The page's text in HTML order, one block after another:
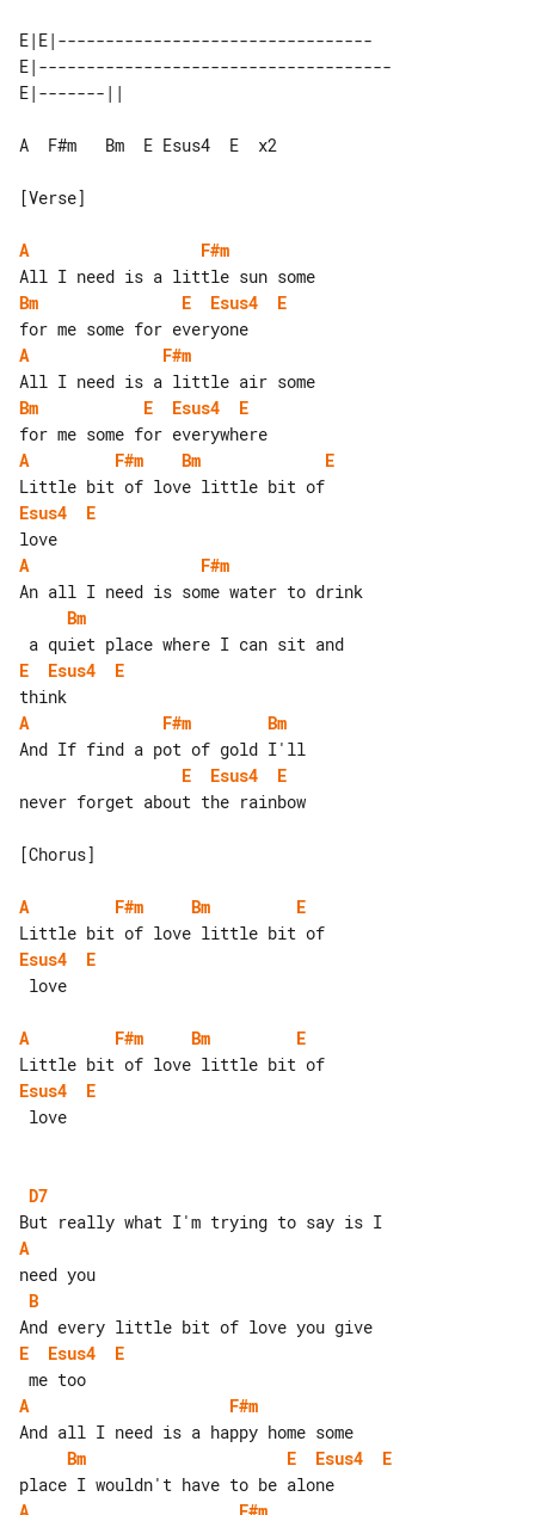
E|E|---------------------------------
E|-------------------------------------
A  F#m   Bm  E Esus4  E  x2
[Verse]
A
F#m
Bm
E Esus4
E
A
F#m
Bm
E Esus4
E
A
F#m Bm
E
Esus4
E
A
F#m
Bm
E
Esus4
E
A
F#m
Bm
E
Esus4
E
never forget about the rainbow
[Chorus]
A F#m Bm
E
Esus4
E
A F#m Bm
E
Esus4
E
D7
A
B
E
Esus4
E
A
F#m
Bm
E Esus4
E